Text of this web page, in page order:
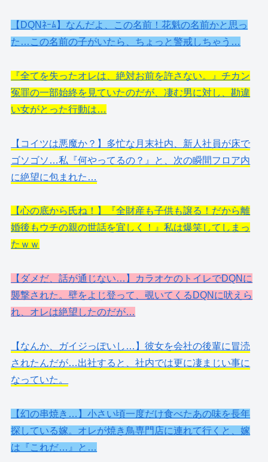
【DQNﾈｰﾑ】なんだよ、この名前！花魁の名前かと思っ
た…この名前の子がいたら、ちょっと警戒しちゃう…
『全てを失ったオレは、絶対お前を許さない。』チカン
冤罪の一部始終を見ていたのだが、凄む男に対し、勘違
い女がとった行動は…
【コイツは悪魔か？】多忙な月末社内、新人社員が床で
ゴソゴソ…私『何やってるの？』と、次の瞬間フロア内
に絶望に包まれた…
【心の底から氏ね！】『全財産も子供も譲る！だから離
婚後もウチの親の世話を宜しく！』私は爆笑してしまっ
たｗｗ
【ダメだ、話が通じない…】カラオケのトイレでDQNに
襲撃された。壁をよじ登って、覗いてくるDQNに吠えら
れ、オレは絶望したのだが…
【なんか、ガイジっぽいし…】彼女を会社の後輩に冒涜
されたんだが…出社すると、社内では更に凄まじい事に
なっていた。
【幻の串焼き…】小さい頃一度だけ食べたあの味を長年
探している嫁。オレが焼き鳥専門店に連れて行くと、嫁
は『これだ…』と…